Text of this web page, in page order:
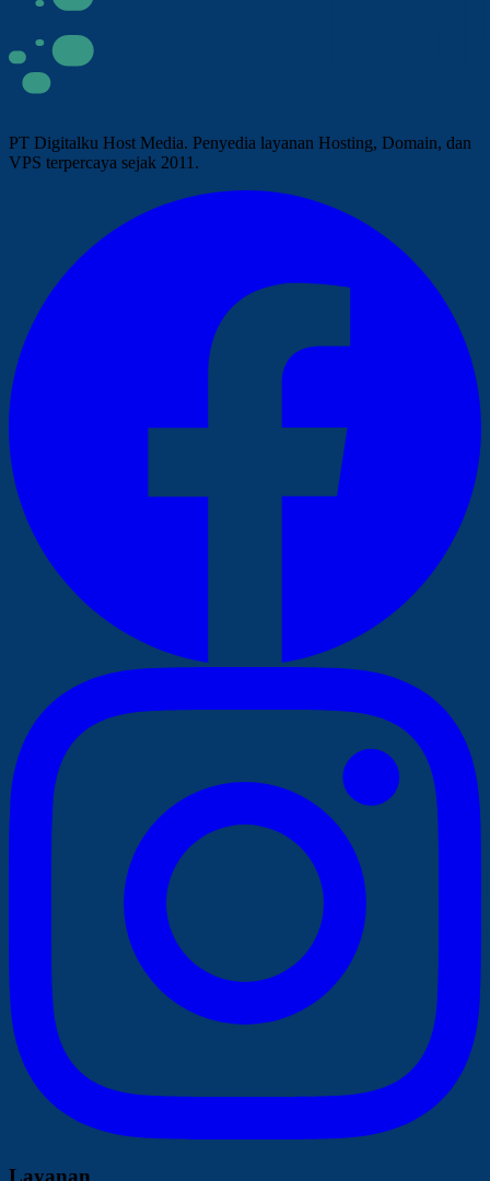
PT Digitalku Host Media. Penyedia layanan Hosting, Domain, dan
VPS terpercaya sejak 2011.
Layanan